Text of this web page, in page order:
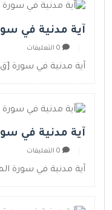
آية مدنية في
آية مدنية في سورة
آية مدنية في
آية مدنية في سورة